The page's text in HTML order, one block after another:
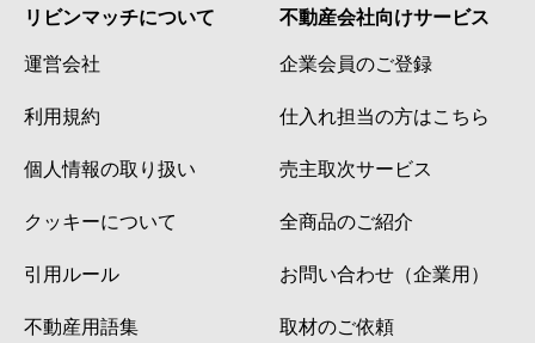
リビンマッチについて
運営会社
利用規約
個人情報の取り扱い
クッキーについて
引用ルール
不動産用語集
不動産会社向けサービス
企業会員のご登録
仕入れ担当の方はこちら
売主取次サービス
全商品のご紹介
お問い合わせ（企業用）
取材のご依頼